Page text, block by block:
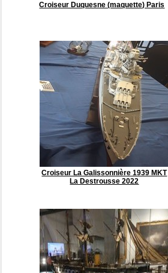
Croiseur Duquesne (maquette) Paris
Croiseur La Galissonnière 1939 MKT
La Destrousse 2022